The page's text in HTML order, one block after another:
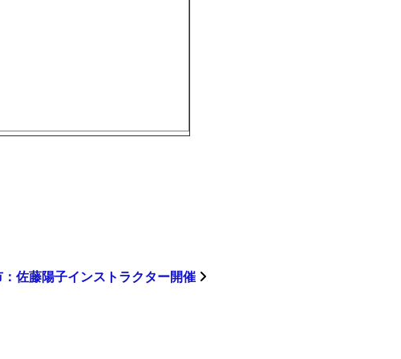
佐藤陽子インストラクター開催